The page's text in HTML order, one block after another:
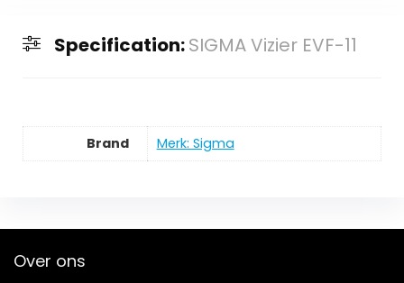
Specification:SIGMA Vizier EVF-11
Brand Merk: Sigma
Over ons